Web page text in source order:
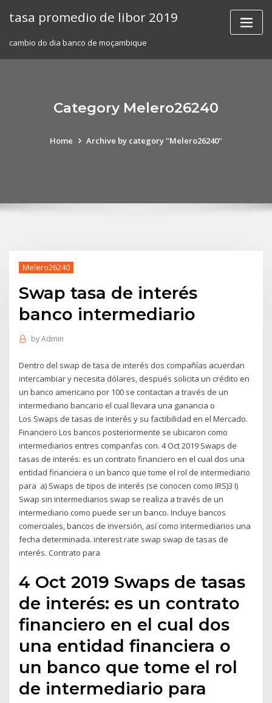
tasa promedio de libor 2019
cambio do dia banco de moçambique
Category Melero26240
Home Archive by category "Melero26240"
Melero26240
Swap tasa de interés
banco intermediario
byAdmin
Dentro del swap de tasa de interés dos compañías acuerdan
intercambiar y necesita dólares, después solicita un crédito en
un banco americano por 100 se contactan a través de un
intermediario bancario el cual llevara una ganancia o
Los Swaps de tasas de interés y su factibilidad en el Mercado.
Financiero Los bancos posteriormente se ubicaron como
intermediarios entres companfas con. 4 Oct 2019 Swaps de
tasas de interés: es un contrato financiero en el cual dos una
entidad financiera o un banco que tome el rol de intermediario
para a) Swaps de tipos de interés (se conocen como IRS)3 I)
Swap sin intermediarios swap se realiza a través de un
intermediario como puede ser un banco. Incluye bancos
comerciales, bancos de inversión, así como intermediarios una
fecha determinada. interest rate swap swap de tasas de
interés. Contrato para
4 Oct 2019 Swaps de tasas
de interés: es un contrato
financiero en el cual dos
una entidad financiera o
un banco que tome el rol
de intermediario para